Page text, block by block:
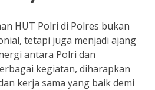
HUT Polri di Polres bukan
tetapi juga menjadi ajang
antara Polri dan
kegiatan, diharapkan
kerja sama yang baik demi